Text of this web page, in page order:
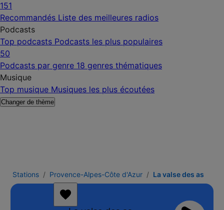
151
Recommandés Liste des meilleures radios
Podcasts
Top podcasts Podcasts les plus populaires
50
Podcasts par genre 18 genres thématiques
Musique
Top musique Musiques les plus écoutées
Changer de thème
Stations Provence-Alpes-Côte d'Azur La valse des as